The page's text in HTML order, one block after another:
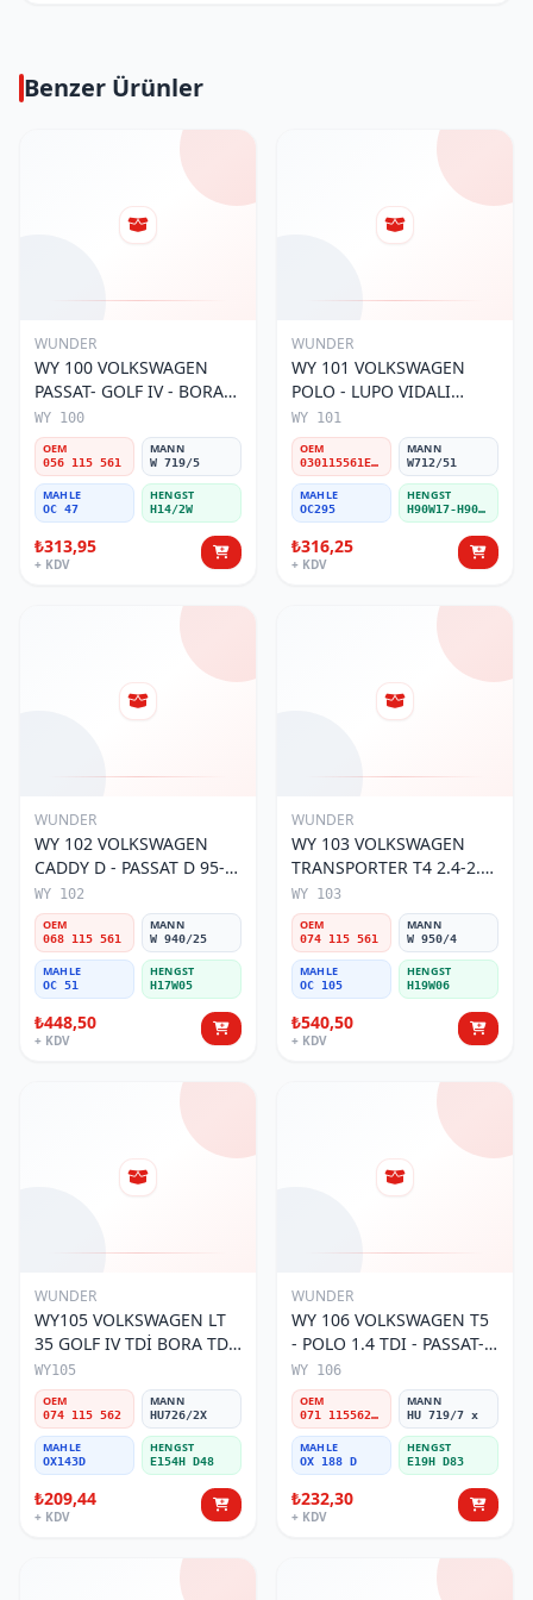
Benzer Ürünler
WUNDER
WY 100 VOLKSWAGEN
PASSAT- GOLF IV - BORA
056 115 561 Yağ Filtresi
WY 100
OEM
056 115 561
MANN
W 719/5
MAHLE
OC 47
HENGST
H14/2W
₺313,95
+ KDV
WUNDER
WY 101 VOLKSWAGEN
POLO - LUPO VIDALI
030115561E Yağ Filtresi
WY 101
OEM
030115561E / 030115561AA / 030115561AB / 030115561AD
MANN
W712/51
MAHLE
OC295
HENGST
H90W17-H90W11
₺316,25
+ KDV
WUNDER
WY 102 VOLKSWAGEN
CADDY D - PASSAT D 95-
01 068 115 561 Yağ
Filtresi
WY 102
OEM
068 115 561
MANN
W 940/25
MAHLE
OC 51
HENGST
H17W05
₺448,50
+ KDV
WUNDER
WY 103 VOLKSWAGEN
TRANSPORTER T4 2.4-2.5
MOTOR 074 115 561 Yağ
Filtresi
WY 103
OEM
074 115 561
MANN
W 950/4
MAHLE
OC 105
HENGST
H19W06
₺540,50
+ KDV
WUNDER
WY105 VOLKSWAGEN LT
35 GOLF IV TDİ BORA TDİ
074 115 562 Yağ Filtresi
WY105
OEM
074 115 562
MANN
HU726/2X
MAHLE
OX143D
HENGST
E154H D48
₺209,44
+ KDV
WUNDER
WY 106 VOLKSWAGEN T5
- POLO 1.4 TDI - PASSAT-
JETTA 03-11 071 115562 A
Yağ Filtresi
WY 106
OEM
071 115562 A
MANN
HU 719/7 x
MAHLE
OX 188 D
HENGST
E19H D83
₺232,30
+ KDV